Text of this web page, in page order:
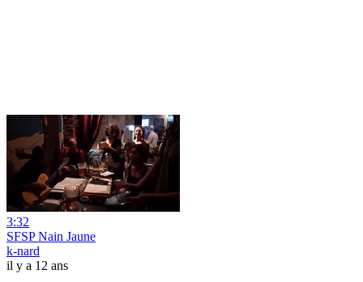
3:32
SFSP Nain Jaune
k-nard
il y a 12 ans